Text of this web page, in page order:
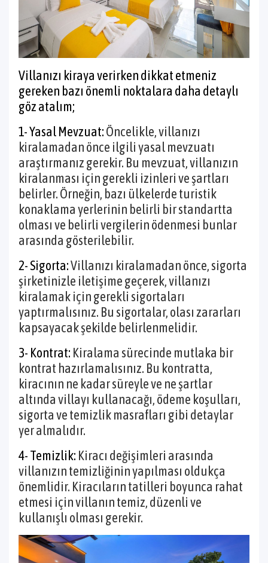
Villanızı kiraya verirken dikkat etmeniz
gereken bazı önemli noktalara daha detaylı
göz atalım;
1- Yasal Mevzuat:Öncelikle, villanızı
kiralamadan önce ilgili yasal mevzuatı
araştırmanız gerekir. Bu mevzuat, villanızın
kiralanması için gerekli izinleri ve şartları
belirler. Örneğin, bazı ülkelerde turistik
konaklama yerlerinin belirli bir standartta
olması ve belirli vergilerin ödenmesi bunlar
arasında gösterilebilir.
2- Sigorta:Villanızı kiralamadan önce, sigorta
şirketinizle iletişime geçerek, villanızı
kiralamak için gerekli sigortaları
yaptırmalısınız. Bu sigortalar, olası zararları
kapsayacak şekilde belirlenmelidir.
3- Kontrat: Kiralama sürecinde mutlaka bir
kontrat hazırlamalısınız. Bu kontratta,
kiracının ne kadar süreyle ve ne şartlar
altında villayı kullanacağı, ödeme koşulları,
sigorta ve temizlik masrafları gibi detaylar
yer almalıdır.
4- Temizlik: Kiracı değişimleri arasında
villanızın temizliğinin yapılması oldukça
önemlidir. Kiracıların tatilleri boyunca rahat
etmesi için villanın temiz, düzenli ve
kullanışlı olması gerekir.